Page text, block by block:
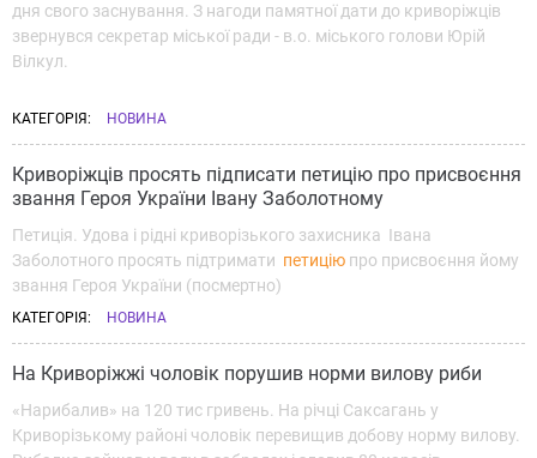
дня свого заснування. З нагоди памятної дати до криворіжців
звернувся секретар міської ради - в.о. міського голови Юрій
Вілкул.
КАТЕГОРІЯ: НОВИНА
Криворіжців просять підписати петицію про присвоєння
звання Героя України Івану Заболотному
Петиція. Удова і рідні криворізького захисника Івана
Заболотного просять підтримати петицію про присвоєння йому
звання Героя України (посмертно)
КАТЕГОРІЯ: НОВИНА
На Криворіжжі чоловік порушив норми вилову риби
«Нарибалив» на 120 тис гривень. На річці Саксагань у
Криворізькому районі чоловік перевищив добову норму вилову.